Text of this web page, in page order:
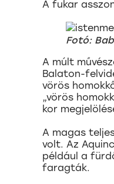
A fukar
Fotó:
A múlt
Balaton-
vörös
„vörös
kor
A magas
volt. Az
például a
faragták.